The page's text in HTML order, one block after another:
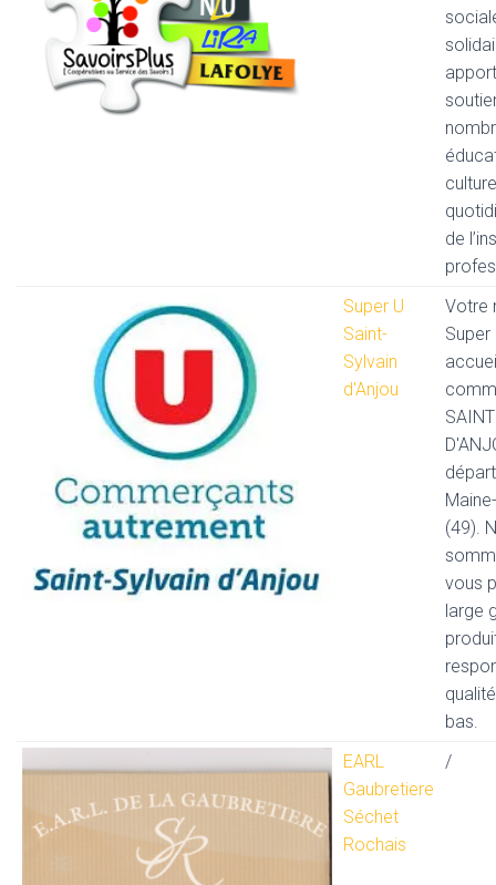
de
Super U
Saint-
Sylvain
d'Anjou
Votre
Super
(49).
vous
large
bas.
EARL
Gaubretiere
Séchet
Rochais
/